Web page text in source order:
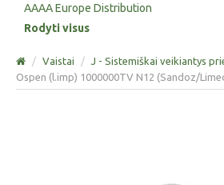
AAAA Europe Distribution
Rodyti visus
/ Vaistai / J - Sistemiškai veikiantys
Ospen (l.imp) 1000000TV N12 (Sandoz/